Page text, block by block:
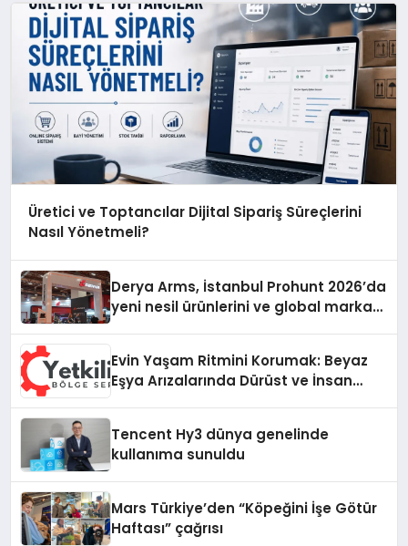
Üretici ve Toptancılar Dijital Sipariş Süreçlerini
Nasıl Yönetmeli?
Derya Arms, İstanbul Prohunt 2026’da
yeni nesil ürünlerini ve global marka
Evin Yaşam Ritmini Korumak: Beyaz
Eşya Arızalarında Dürüst ve İnsan
Tencent Hy3 dünya genelinde
kullanıma sunuldu
Mars Türkiye’den “Köpeğini İşe Götür
Haftası” çağrısı